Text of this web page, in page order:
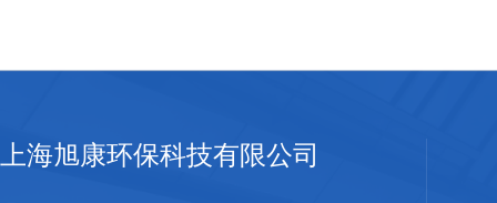
上海旭康环保科技有限公司